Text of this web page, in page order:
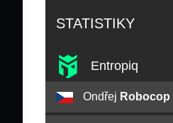
STATISTIKY
Entropiq
Ondřej Robocop